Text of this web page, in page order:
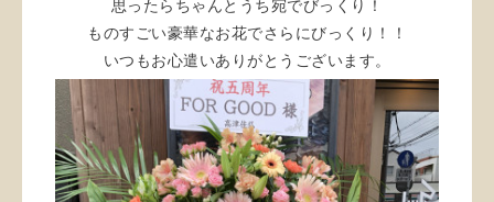
思ったらちゃんとうち宛でびっくり！
ものすごい豪華なお花でさらにびっくり！！
いつもお心遣いありがとうございます。